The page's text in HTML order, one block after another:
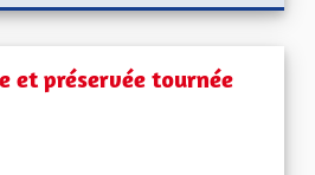
et préservée tournée